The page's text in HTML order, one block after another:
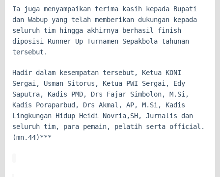
Ia juga menyampaikan terima kasih kepada Bupati
dan Wabup yang telah memberikan dukungan kepada
seluruh tim hingga akhirnya berhasil finish
diposisi Runner Up Turnamen Sepakbola tahunan
tersebut.
Hadir dalam kesempatan tersebut, Ketua KONI
Sergai, Usman Sitorus, Ketua PWI Sergai, Edy
Saputra, Kadis PMD, Drs Fajar Simbolon, M.Si,
Kadis Poraparbud, Drs Akmal, AP, M.Si, Kadis
Lingkungan Hidup Heidi Novria,SH, Jurnalis dan
seluruh tim, para pemain, pelatih serta official.
(mn.44)***